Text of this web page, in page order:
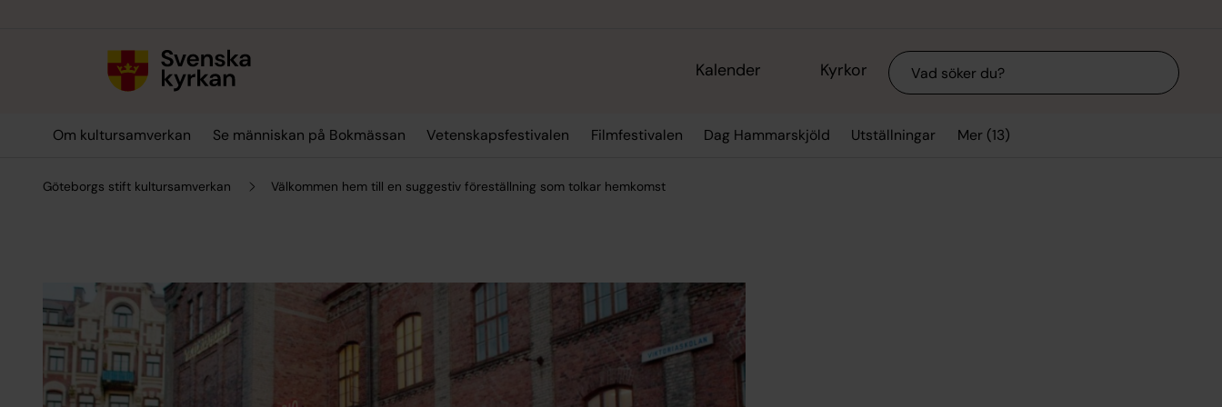
Kalender Kyrkor Sök
Om kultursamverkan Se människan på Bokmässan Vetenskapsfestivalen Filmfestivalen Dag Hammarskjöld Utställningar Mer (13)
Göteborgs stift kultursamverkan Välkommen hem till en suggestiv föreställning som tolkar hemkomst